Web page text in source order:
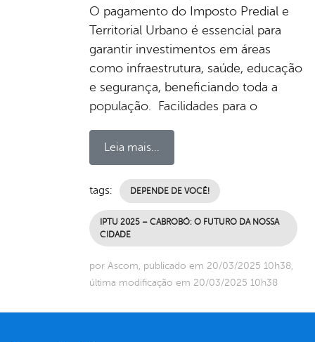
O pagamento do Imposto Predial e
Territorial Urbano é essencial para
garantir investimentos em áreas
como infraestrutura, saúde, educação
e segurança, beneficiando toda a
população. Facilidades para o
Leia mais...
tags: DEPENDE DE VOCÊ!
IPTU 2025 – CABROBÓ: O FUTURO DA NOSSA
CIDADE
por Ascom, publicado em 20/03/2025 10h38,
última modificação em 20/03/2025 10h38